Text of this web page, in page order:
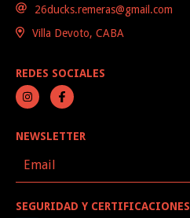
26ducks.remeras@gmail.com
Villa Devoto, CABA
REDES SOCIALES
NEWSLETTER
SEGURIDAD Y CERTIFICACIONES